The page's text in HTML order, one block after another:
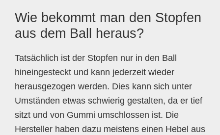
Wie bekommt man den Stopfen
aus dem Ball heraus?
Tatsächlich ist der Stopfen nur in den Ball
hineingesteckt und kann jederzeit wieder
herausgezogen werden. Dies kann sich unter
Umständen etwas schwierig gestalten, da er tief
sitzt und von Gummi umschlossen ist. Die
Hersteller haben dazu meistens einen Hebel aus